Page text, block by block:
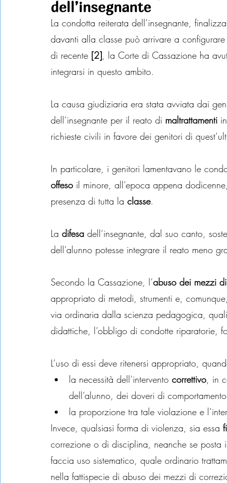
dell’insegnante
La condotta reiterata dell’insegnante,
davanti alla classe può arrivare a
di recente [2], la Corte di Cassazione ha
integrarsi in questo ambito.
La causa giudiziaria era stata avviata dai
dell’insegnante per il reato di maltrattamenti
richieste civili in favore dei genitori di
In particolare, i genitori lamentavano le
offeso il minore, all’epoca appena
presenza di tutta la classe.
La difesa dell’insegnante, dal suo canto,
dell’alunno potesse integrare il reato meno
Secondo la Cassazione, l’abuso dei mezzi
appropriato di metodi, strumenti e,
via ordinaria dalla scienza pedagogica,
didattiche, l’obbligo di condotte riparatorie,
L’uso di essi deve ritenersi appropriato,
la necessità dell’intervento correttivo, in
dell’alunno, dei doveri di
la proporzione tra tale violazione e
Invece, qualsiasi forma di violenza, sia essa
correzione o di disciplina, neanche se
faccia uso sistematico, quale ordinario
nella fattispecie di abuso dei mezzi di